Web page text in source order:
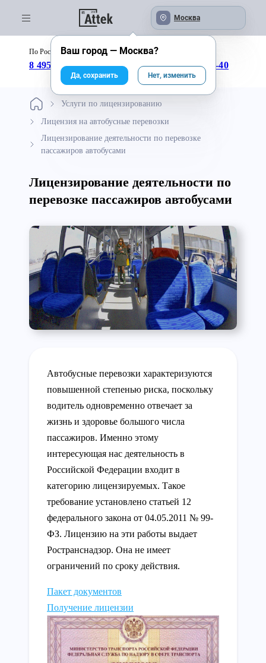
Москва
По России бесплатно:
8 495 246-04-43 8 800 333-25-40
Услуги по лицензированию
Лицензия на автобусные перевозки
Лицензирование деятельности по перевозке
пассажиров автобусами
Лицензирование деятельности по
перевозке пассажиров автобусами
Автобусные перевозки характеризуются
повышенной степенью риска, поскольку
водитель одновременно отвечает за
жизнь и здоровье большого числа
пассажиров. Именно этому
интересующая нас деятельность в
Российской Федерации входит в
категорию лицензируемых. Такое
требование установлено статьей 12
федерального закона от 04.05.2011 № 99-
ФЗ. Лицензию на эти работы выдает
Ространснадзор. Она не имеет
ограничений по сроку действия.
Пакет документов
Получение лицензии
Ваш город — Москва?
Да, сохранить Нет, изменить